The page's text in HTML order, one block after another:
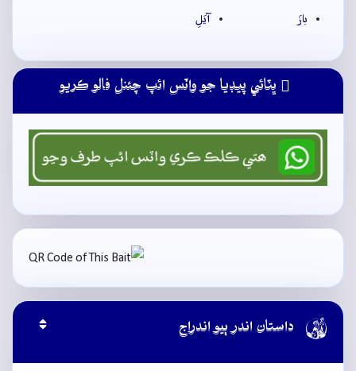
بازَ آيَلِ
ڀٽائي پيڊيا جو واٽس ائپ چئنل فالو ڪريو
 داستان اندر ٻيو اندراج